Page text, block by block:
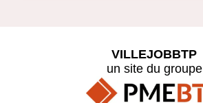
VILLEJOBBTP
un site du groupe